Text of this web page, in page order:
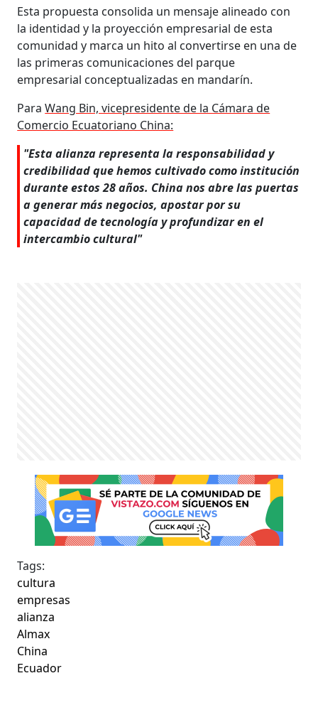
Esta propuesta consolida un mensaje alineado con
la identidad y la proyección empresarial de esta
comunidad y marca un hito al convertirse en una de
las primeras comunicaciones del parque
empresarial conceptualizadas en mandarín.
ParaWang Bin, vicepresidente de la Cámara de
Comercio Ecuatoriano China:
"Esta alianza representa la responsabilidad y
credibilidad que hemos cultivado como institución
durante estos 28 años. China nos abre las puertas
a generar más negocios, apostar por su
capacidad de tecnología y profundizar en el
intercambio cultural"
Tags:
cultura
empresas
alianza
Almax
China
Ecuador